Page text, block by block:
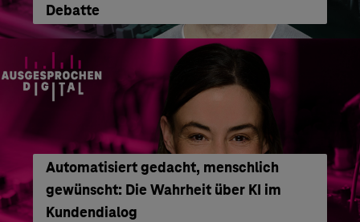
Debatte
Automatisiert gedacht, menschlich
gewünscht: Die Wahrheit über KI im
Kundendialog